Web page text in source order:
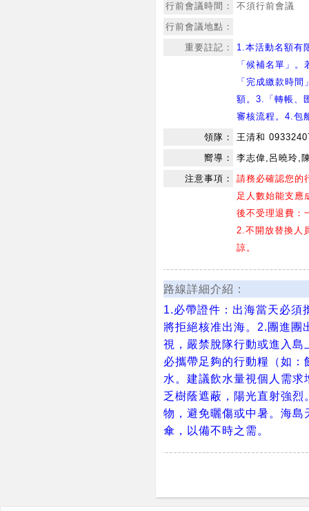
行前會議時間：
不須行前會議
行前會議地點：
重要註記：
1.本活動名額有
「候補名單」
「完成繳款時
額。3.「轉帳、
審核流程。4.包
領隊：
王清和
嚮導：
李志偉,呂曉玲,
注意事項：
請務必確認您的
足人數始能支應
後不受理退費：
2.不開放替換人
諒。
路線詳細介紹：
1.必帶證件：出海當天必須
將拒絕核准出海。2.團進團
視，嚴禁脫隊行動或進入
必攜帶足夠的行動糧（如
水。建議飲水量視個人需
乏樹蔭遮蔽，陽光直射強
物，避免曬傷或中暑。海
傘，以備不時之需。